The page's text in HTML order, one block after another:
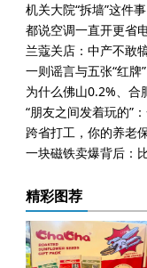
机关大院“拆墙”这件
兰蔻关店：中产不敢
跨省打工，你的养老
精彩图荐